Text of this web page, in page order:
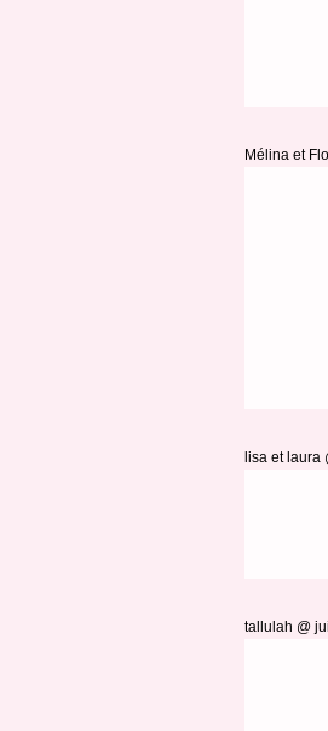
Mélina et
lisa et laura
tallulah @